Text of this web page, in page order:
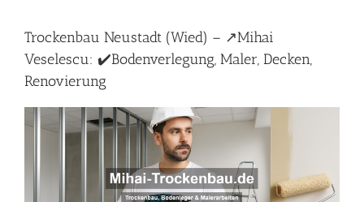
Trockenbau Neustadt (Wied) – ↗️Mihai
Veselescu: ✔️Bodenverlegung, Maler, Decken,
Renovierung